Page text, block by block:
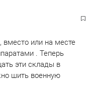
вместо или на месте
. Теперь
эти склады в
шить военную